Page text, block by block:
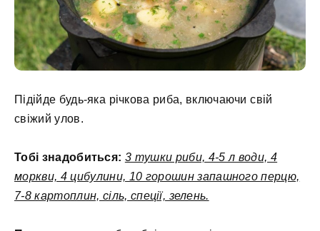
Підійде будь-яка річкова риба, включаючи свій
свіжий улов.
Тобі знадобиться: 3 тушки риби, 4-5 л води, 4
моркви, 4 цибулини, 10 горошин запашного перцю,
7-8 картоплин, сіль, спеції, зелень.